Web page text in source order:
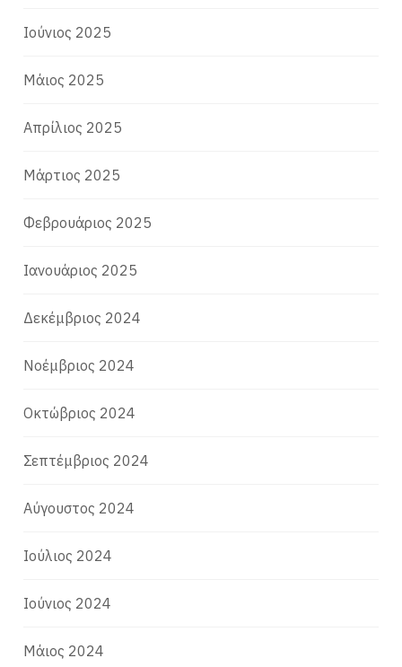
Ιούνιος 2025
Μάιος 2025
Απρίλιος 2025
Μάρτιος 2025
Φεβρουάριος 2025
Ιανουάριος 2025
Δεκέμβριος 2024
Νοέμβριος 2024
Οκτώβριος 2024
Σεπτέμβριος 2024
Αύγουστος 2024
Ιούλιος 2024
Ιούνιος 2024
Μάιος 2024